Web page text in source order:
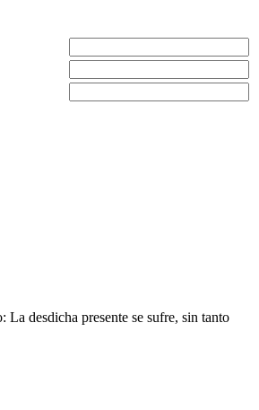
La desdicha presente se sufre, sin tanto